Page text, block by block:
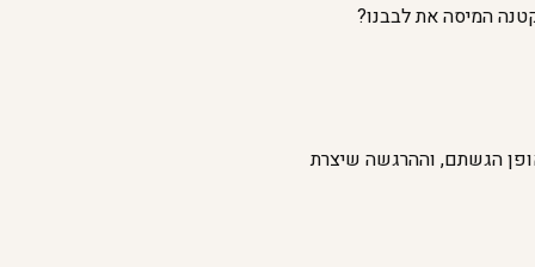
המיסה את לבבנו?
הגשתם, וההרגשה שיצרת